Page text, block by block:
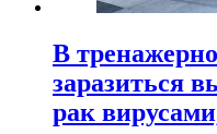
В
заразиться
рак